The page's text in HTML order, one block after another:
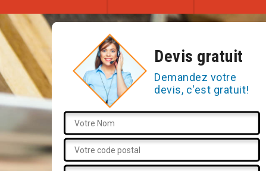
Devis gratuit
Demandez votre
devis, c'est gratuit!